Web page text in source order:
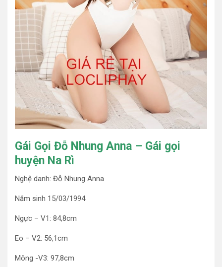
Gái Gọi Đỗ Nhung Anna – Gái gọi
huyện Na Rì
Nghệ danh: Đỗ Nhung Anna
Năm sinh 15/03/1994
Ngực – V1: 84,8cm
Eo – V2: 56,1cm
Mông -V3: 97,8cm